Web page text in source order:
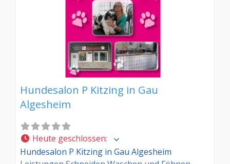
Hundesalon P Kitzing in Gau
Algesheim
Heute geschlossen:
Hundesalon P Kitzing in Gau Algesheim